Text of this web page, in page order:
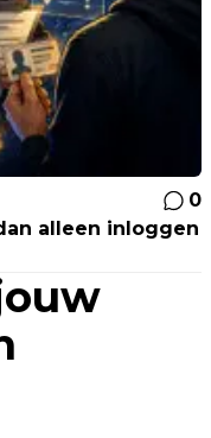
0
alleen inloggen